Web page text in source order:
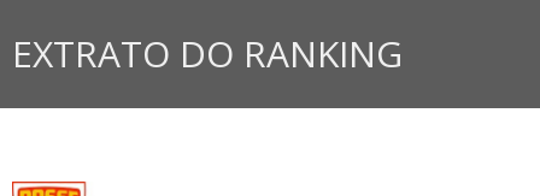
EXTRATO DO RANKING